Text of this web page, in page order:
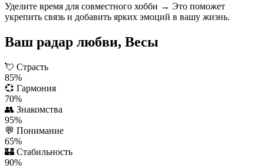
Уделите время для совместного хобби → Это поможет
укрепить связь и добавить ярких эмоций в вашу жизнь.
Ваш радар любви, Весы
💘 Страсть
85%
💞 Гармония
70%
👥 Знакомства
95%
💬 Понимание
65%
🏰 Стабильность
90%